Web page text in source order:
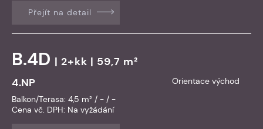
Přejít na detail
B.4D | 2+kk | 59,7 m²
4.NP
Orientace východ
Balkon/Terasa: 4,5 m² / - / -
Cena vč. DPH: Na vyžádání